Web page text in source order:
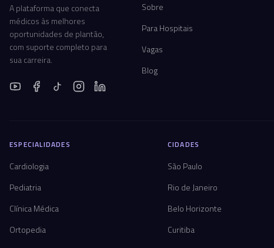
A plataforma que conecta
médicos às melhores
oportunidades de plantão,
com suporte completo para
sua carreira.
Sobre
Para Hospitais
Vagas
Blog
ESPECIALIDADES
Cardiologia
Pediatria
Clínica Médica
Ortopedia
CIDADES
São Paulo
Rio de Janeiro
Belo Horizonte
Curitiba